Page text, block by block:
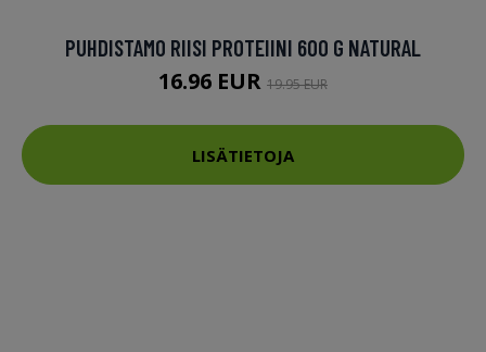
PUHDISTAMO RIISI PROTEIINI 600 G NATURAL
16.96 EUR 19.95 EUR
LISÄTIETOJA